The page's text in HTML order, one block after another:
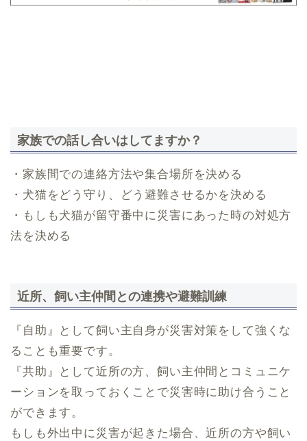
家族での話し合いはしてますか？
・家族間での連絡方法や集合場所を決める
・犬猫をどう守り、どう避難させるかを決める
・もしも犬猫が留守番中に災害にあった時の対処方
法を決める
近所、飼い主仲間との連携や避難訓練
『自助』として飼い主自身が災害対策をして強くな
ることも重要です。
『共助』として近所の方、飼い主仲間とコミュニケ
ーションを取っておくことで災害時に助け合うこと
ができます。
もしも外出中に災害が起きた場合、近所の方や飼い